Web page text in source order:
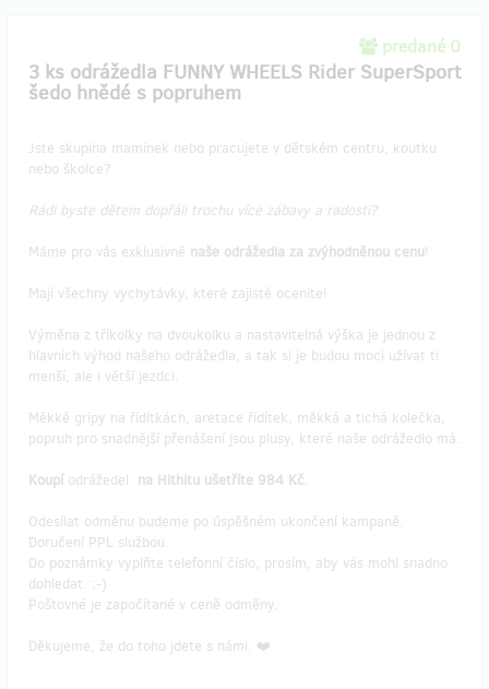
predané 0
3 ks odrážedla FUNNY WHEELS Rider SuperSport
šedo hnědé s popruhem
Jste skupina maminek nebo pracujete v dětském centru, koutku
nebo školce?
Rádi byste dětem dopřáli trochu více zábavy a radosti?
Máme pro vás exklusivně naše odrážedla za zvýhodněnou cenu!
Mají všechny vychytávky, které zajisté oceníte!
Výměna z tříkolky na dvoukolku a nastavitelná výška je jednou z
hlavních výhod našeho odrážedla, a tak si je budou moci užívat ti
menší, ale i větší jezdci.
Měkké gripy na řídítkách, aretace řídítek, měkká a tichá kolečka,
popruh pro snadnější přenášení jsou plusy, které naše odrážedlo má.
Koupí odrážedel na Hithitu ušetříte 984 Kč.
Odesílat odměnu budeme po úspěšném ukončení kampaně.
Doručení PPL službou.
Do poznámky vyplňte telefonní číslo, prosím, aby vás mohl snadno
dohledat. ;-)
Poštovné je započítané v ceně odměny.
Děkujeme, že do toho jdete s námi. ❤️